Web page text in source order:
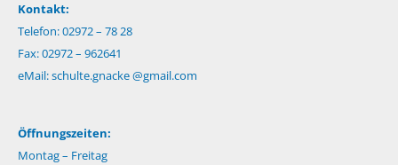
Kontakt:
Telefon: 02972 – 78 28
Fax: 02972 – 962641
eMail:schulte.gnacke @gmail.com
Öffnungszeiten:
Montag – Freitag